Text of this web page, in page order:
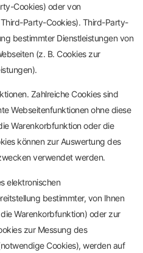
Cookies) oder von
Party-Cookies). Third-Party-
bestimmter Dienstleistungen von
(z. B. Cookies zur
Zahlreiche Cookies sind
Webseitenfunktionen ohne diese
Warenkorbfunktion oder die
können zur Auswertung des
verwendet werden.
elektronischen
bestimmter, von Ihnen
Warenkorbfunktion) oder zur
zur Messung des
Cookies), werden auf